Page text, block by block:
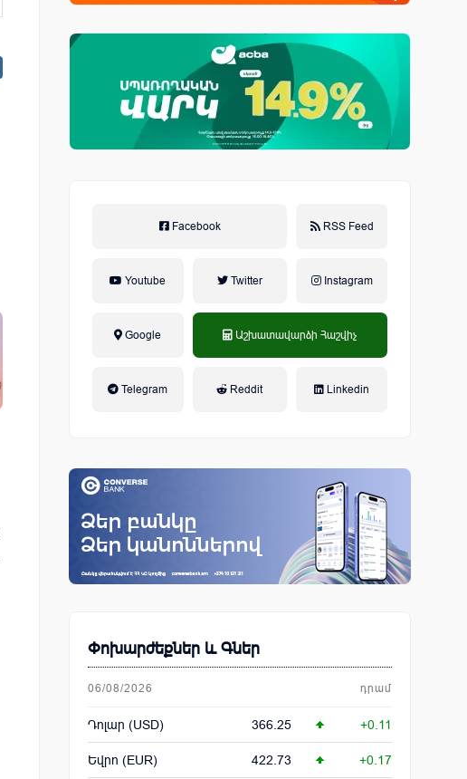
Facebook RSS Feed
Youtube Twitter Instagram
Google Աշխատավարձի Հաշվիչ
Telegram Reddit Linkedin
Փոխարժեքներ և Գներ
06/08/2026 դրամ
Դոլար (USD) 366.25 +0.11
Եվրո (EUR) 422.73 +0.17